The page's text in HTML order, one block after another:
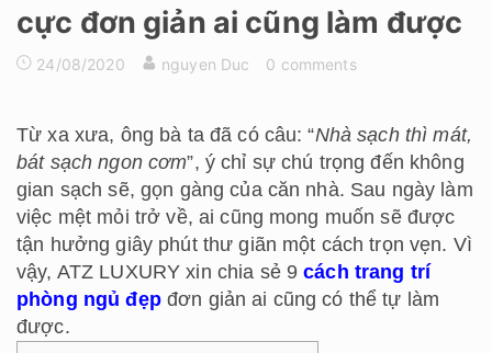
cực đơn giản ai cũng làm được
24/08/2020 nguyen Duc 0 comments
Từ xa xưa, ông bà ta đã có câu: “Nhà sạch thì mát,
bát sạch ngon cơm”, ý chỉ sự chú trọng đến không
gian sạch sẽ, gọn gàng của căn nhà. Sau ngày làm
việc mệt mỏi trở về, ai cũng mong muốn sẽ được
tận hưởng giây phút thư giãn một cách trọn vẹn. Vì
vậy, ATZ LUXURY xin chia sẻ 9cách trang trí
phòng ngủ đẹpđơn giản ai cũng có thể tự làm
được.